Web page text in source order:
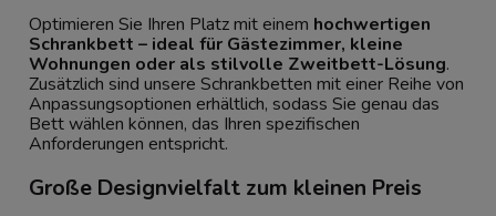
Optimieren Sie Ihren Platz mit einem hochwertigen
Schrankbett – ideal für Gästezimmer, kleine
Wohnungen oder als stilvolle Zweitbett-Lösung.
Zusätzlich sind unsere Schrankbetten mit einer Reihe von
Anpassungsoptionen erhältlich, sodass Sie genau das
Bett wählen können, das Ihren spezifischen
Anforderungen entspricht.
Große Designvielfalt zum kleinen Preis